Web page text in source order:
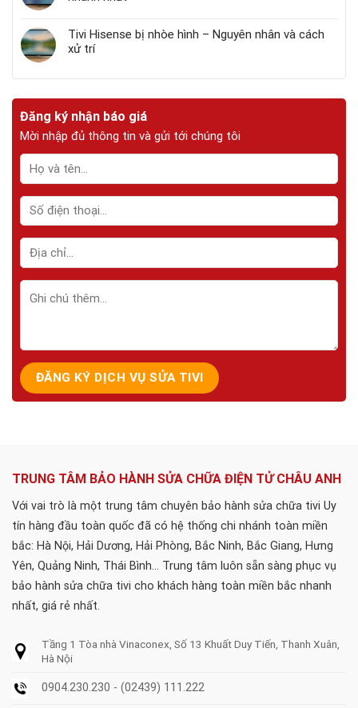
Tivi Hisense bị nhòe hình – Nguyên nhân và cách
xử trí
Đăng ký nhận báo giá
Mời nhập đủ thông tin và gửi tới chúng tôi
TRUNG TÂM BẢO HÀNH SỬA CHỮA ĐIỆN TỬ CHÂU ANH
Với vai trò là một trung tâm chuyên bảo hành sửa chữa tivi Uy
tín hàng đầu toàn quốc đã có hệ thống chi nhánh toàn miền
bắc: Hà Nội, Hải Dương, Hải Phòng, Bắc Ninh, Bắc Giang, Hưng
Yên, Quảng Ninh, Thái Bình... Trung tâm luôn sẵn sàng phục vụ
bảo hành sửa chữa tivi cho khách hàng toàn miền bắc nhanh
nhất, giá rẻ nhất.
Tầng 1 Tòa nhà Vinaconex, Số 13 Khuất Duy Tiến, Thanh Xuân,
Hà Nội
0904.230.230 - (02439) 111.222